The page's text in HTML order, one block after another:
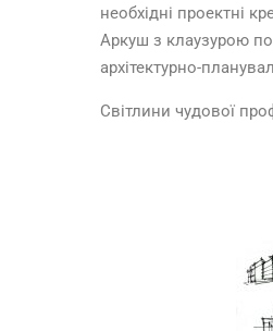
необхідні проектні
Аркуш з клаузурою
архітектурно-
Світлини чудової